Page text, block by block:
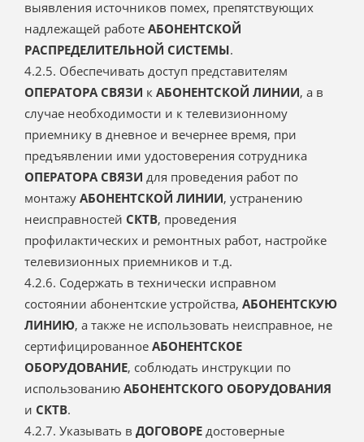
выявления источников помех, препятствующих
надлежащей работе АБОНЕНТСКОЙ
РАСПРЕДЕЛИТЕЛЬНОЙ СИСТЕМЫ.
4.2.5. Обеспечивать доступ представителям
ОПЕРАТОРА СВЯЗИ к АБОНЕНТСКОЙ ЛИНИИ, а в
случае необходимости и к телевизионному
приемнику в дневное и вечернее время, при
предъявлении ими удостоверения сотрудника
ОПЕРАТОРА СВЯЗИ для проведения работ по
монтажу АБОНЕНТСКОЙ ЛИНИИ, устранению
неисправностей СКТВ, проведения
профилактических и ремонтных работ, настройке
телевизионных приемников и т.д.
4.2.6. Содержать в технически исправном
состоянии абонентские устройства, АБОНЕНТСКУЮ
ЛИНИЮ, а также не использовать неисправное, не
сертифицированное АБОНЕНТСКОЕ
ОБОРУДОВАНИЕ, соблюдать инструкции по
использованию АБОНЕНТСКОГО ОБОРУДОВАНИЯ
и СКТВ.
4.2.7. Указывать в ДОГОВОРЕ достоверные